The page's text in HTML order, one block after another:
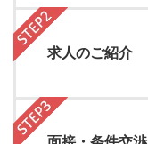
求人のご紹介